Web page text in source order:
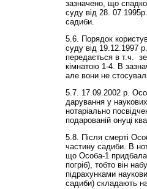
зазначено, що
суду від 28. 07
садиби.
5.6. Порядок
суду від 19.12.1997
передається в т.ч.
кімнатою 1-4. В
але вони не
5.7. 17.09.2002 р.
дарування у
нотаріально
подарованій онуці
5.8. Після смерті
частину садиби. В
що Особа-1 придбала
погріб), тобто він
підрахунками
садиби) складають